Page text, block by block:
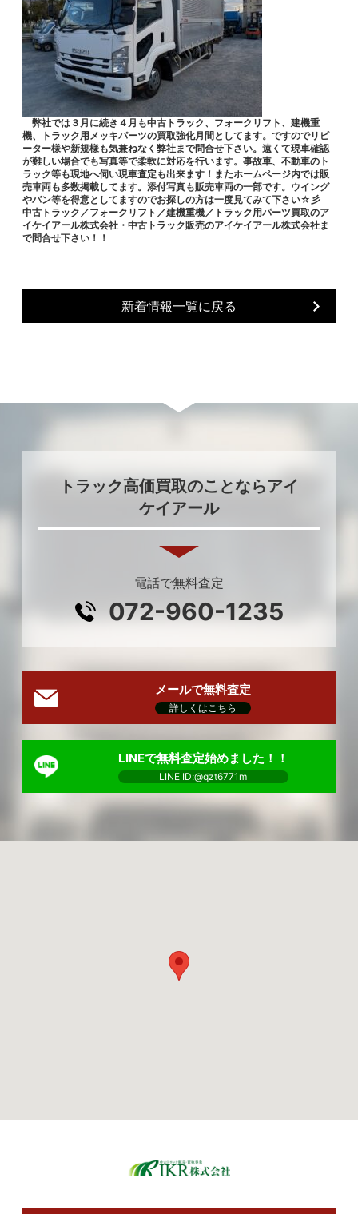
弊社では３月に続き４月も中古トラック、フォークリフト、建機重
機、トラック用メッキパーツの買取強化月間としてます。ですのでリピ
ーター様や新規様も気兼ねなく弊社まで問合せ下さい。遠くて現車確認
が難しい場合でも写真等で柔軟に対応を行います。事故車、不動車のト
ラック等も現地へ伺い現車査定も出来ます！またホームページ内では販
売車両も多数掲載してます。添付写真も販売車両の一部です。ウイング
やバン等を得意としてますのでお探しの方は一度見てみて下さい☆彡
中古トラック／フォークリフト／建機重機／トラック用パーツ買取のア
イケイアール株式会社・中古トラック販売のアイケイアール株式会社ま
で問合せ下さい！！
新着情報一覧に戻る
トラック高価買取のことならアイ
ケイアール
電話で無料査定
072-960-1235
メールで無料査定
詳しくはこちら
LINEで無料査定始めました！！
LINE ID:@qzt6771m